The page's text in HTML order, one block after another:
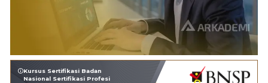
Kursus Sertifikasi Badan
Nasional Sertifikasi Profesi